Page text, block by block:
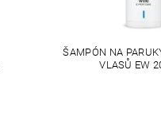
ŠAMPÓN NA
VLASŮ EW